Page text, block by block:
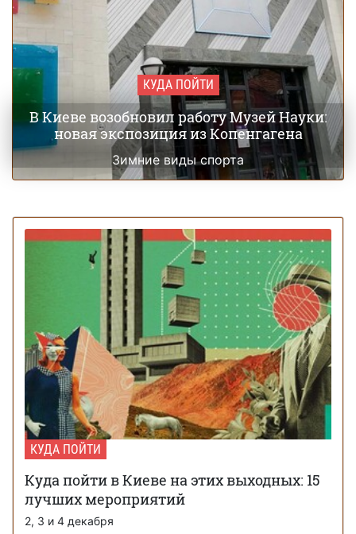
КУДА ПОЙТИ
В Киеве возобновил работу Музей Науки:
новая экспозиция из Копенгагена
Зимние виды спорта
КУДА ПОЙТИ
Куда пойти в Киеве на этих выходных: 15
лучших мероприятий
2, 3 и 4 декабря